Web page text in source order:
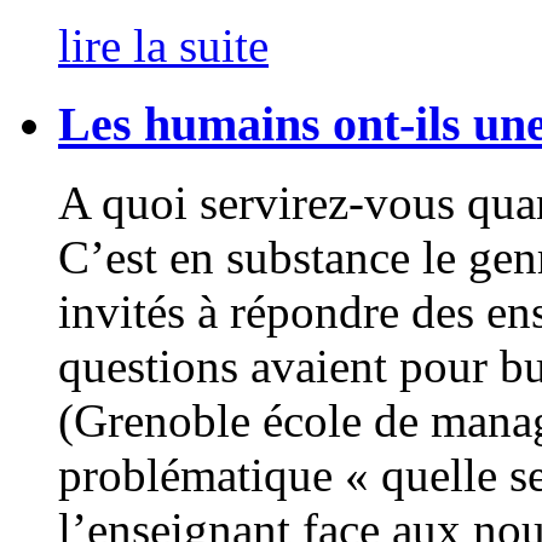
lire la suite
Les humains ont-ils
A quoi servirez-vous
C’est en substance le
invités à répondre des
questions avaient pour
(Grenoble école de
problématique « quelle
l’enseignant face aux